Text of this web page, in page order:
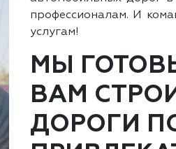
профессионалам. И
услугам!
МЫ
ВАМ
ДОРОГИ